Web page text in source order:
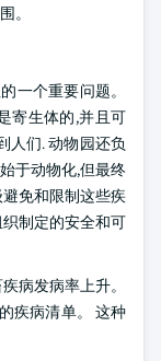
。
一个重要问题。
寄生体的,并且可
人们. 动物园还负
于动物化,但最终
免和限制这些疾
制定的安全和可
病发病率上升。
疾病清单。 这种